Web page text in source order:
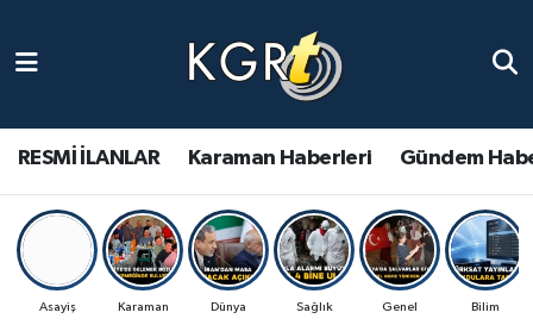
RESMİ İLANLAR Karaman Haberleri Gündem
Asayiş Karaman Dünya Sağlık Genel Bilim
Gündem Haberleri
Güncel Haberler
Spor Haberleri